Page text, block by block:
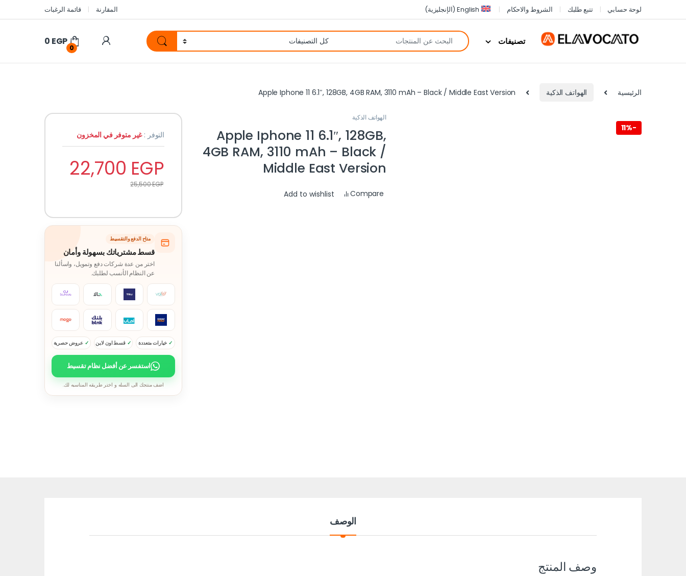
لوحة حسابي تتبع طلبك الشروط والاحكام English
(الإنجليزية) المقارنة قائمة الرغبات
تصنيفات
0
0 EGP
الرئيسية الهواتف الذكية Apple Iphone 11 6.1″, 128GB, 4GB RAM, 3110 mAh – Black / Middle East Version
-
11%
الهواتف الذكية
Apple Iphone 11 6.1″, 128GB,
4GB RAM, 3110 mAh – Black /
Middle East Version
Compare
Add to wishlist
التوفر :غير متوفر في المخزون
22,700 EGP
25,500EGP
متاح الدفع والتقسيط
قسط مشترياتك بسهولة وأمان
اختر من عدة شركات دفع وتمويل، واسألنا
عن النظام الأنسب لطلبك.
خيارات متعددة قسط اون لاين عروض حصرية
استفسر عن أفضل نظام تقسيط
اضف منتجك الى السله و اختر طريقه المناسبه لك.
الوصف
وصف المنتج